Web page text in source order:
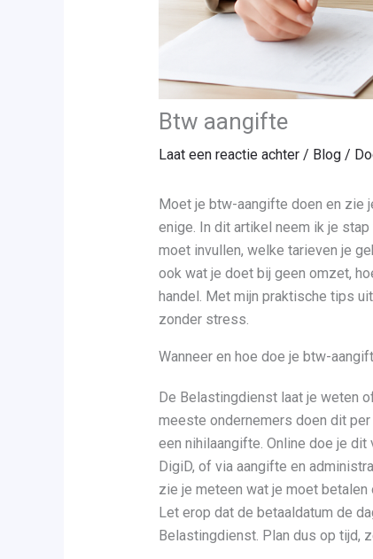
Btw aangifte
Laat een reactie achter / Blog/
Moet je btw-aangifte doen en zie
enige. In dit artikel neem ik je
moet invullen, welke tarieven je
ook wat je doet bij geen omzet,
handel. Met mijn praktische tips
zonder stress.
Wanneer en hoe doe je btw-
De Belastingdienst laat je weten
meeste ondernemers doen dit
een nihilaangifte. Online doe je
DigiD, of via aangifte en
zie je meteen wat je moet
Let erop dat de betaaldatum de
Belastingdienst. Plan dus op tijd,